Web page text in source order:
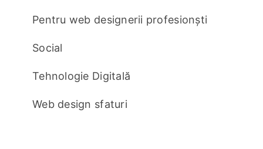
Pentru web designerii profesionști
Social
Tehnologie Digitală
Web design sfaturi